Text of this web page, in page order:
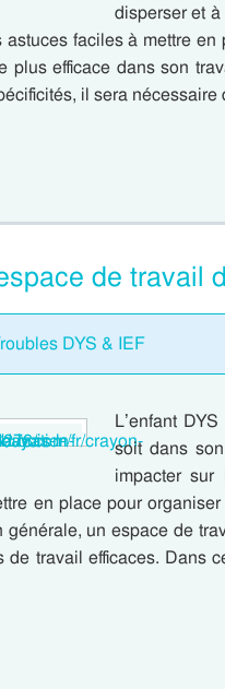
disperser et
astuces faciles à mettre
plus efficace dans son
il sera
de travail
DYS & IEF
L’enfant
soit dans
impacter
en place pour
générale, un espace de
de travail efficaces. Dans